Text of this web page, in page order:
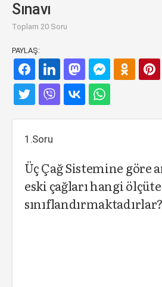
Sınavı
Toplam 20 Soru
PAYLAŞ:
1.Soru
Üç Çağ Sistemine göre
eski çağları hangi
sınıflandırmaktadırlar?